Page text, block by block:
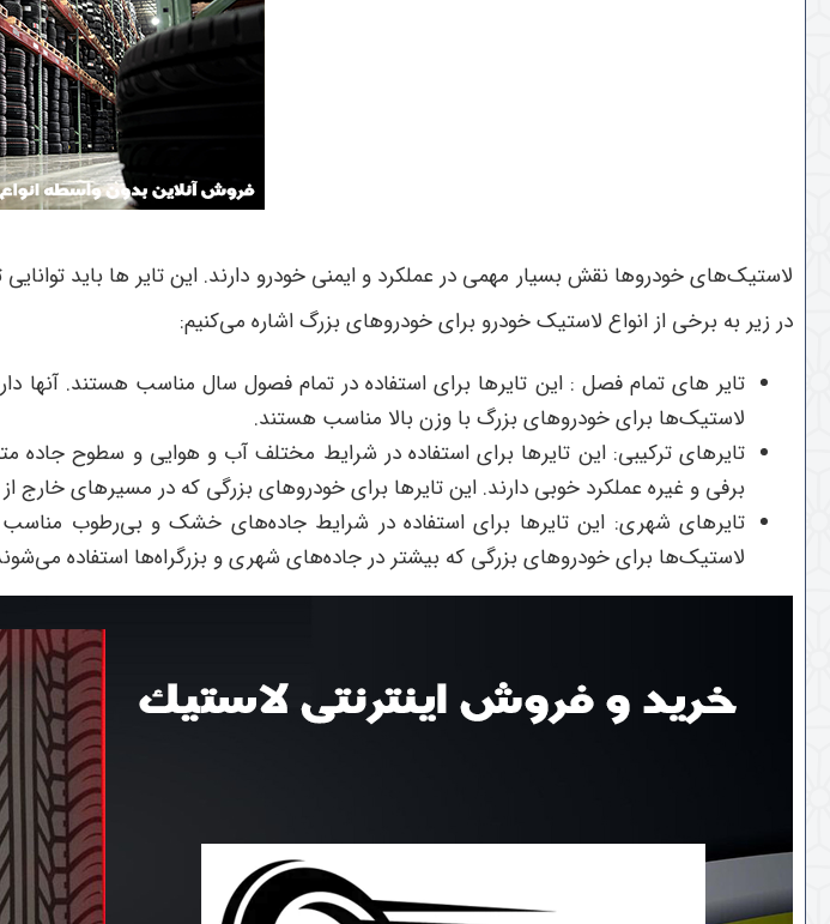
لاستیک‌های خودروها نقش بسیار مهمی در عملکرد و ایمنی خودرو دارند. این تایر ها باید
در زیر به برخی از انواع لاستیک خودرو برای خودروهای بزرگ اشاره می‌کنیم:
تایر های تمام فصل : این تایرها برای استفاده در تمام فصول سال مناسب هستند.
لاستیک‌ها برای خودروهای بزرگ با وزن بالا مناسب هستند.
تایرهای ترکیبی: این تایرها برای استفاده در شرایط مختلف آب و هوایی و سطوح
برفی و غیره عملکرد خوبی دارند. این تایر‌ها برای خودروهای بزرگی که در مسیرهای
تایرهای شهری: این تایرها برای استفاده در شرایط جاده‌های خشک و بی‌رطوب
لاستیک‌ها برای خودروهای بزرگی که بیشتر در جاده‌های شهری و بزرگراه‌ها استفاده